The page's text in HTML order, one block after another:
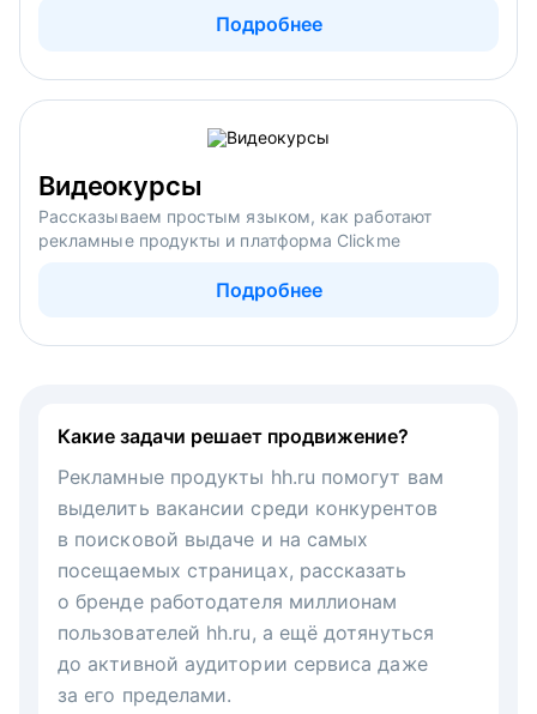
Подробнее
Видеокурсы
Рассказываем простым языком, как работают
рекламные продукты и платформа Clickme
Подробнее
Какие задачи решает продвижение?
Рекламные продукты hh.ru помогут вам
выделить вакансии среди конкурентов
в поисковой выдаче и на самых
посещаемых страницах, рассказать
о бренде работодателя миллионам
пользователей hh.ru, а ещё дотянуться
до активной аудитории сервиса даже
за его пределами.